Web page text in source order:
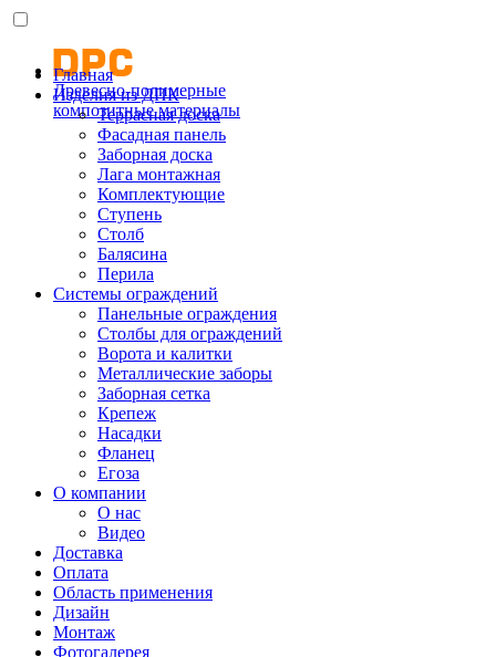
Древесно-полимерные
композитные материалы
Главная
Изделия из ДПК
Террасная доска
Фасадная панель
Заборная доска
Лага монтажная
Комплектующие
Ступень
Столб
Балясина
Перила
Системы ограждений
Панельные ограждения
Столбы для ограждений
Ворота и калитки
Металлические заборы
Заборная сетка
Крепеж
Насадки
Фланец
Егоза
О компании
О нас
Видео
Доставка
Оплата
Область применения
Дизайн
Монтаж
Фотогалерея